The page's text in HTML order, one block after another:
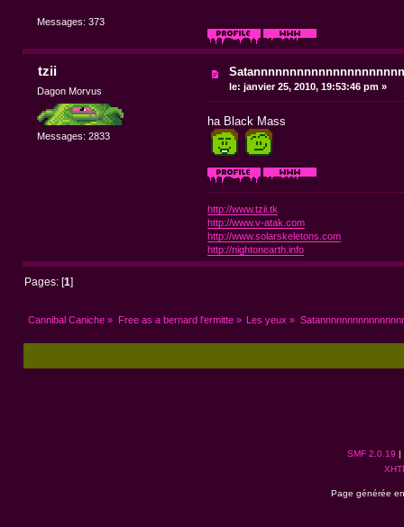
Messages: 373
tzii
Dagon Morvus
Messages: 2833
le: janvier 25, 2010, 19:53:46 pm »
ha Black Mass
http://www.tzii.tk
http://www.v-atak.com
http://www.solarskeletons.com
http://nightonearth.info
Pages: [1]
Cannibal Caniche » Free as a bernard l'ermitte» Les yeux »
SMF 2.0.19 |
Page générée